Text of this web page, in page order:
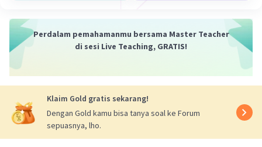
pertanyaan Anda. David Berry tidak dikenal
sebagai tokoh yang secara khusus terkait dengan
penyimpangan sosial yang telah diidentifikasi
oleh beberapa teori sosiologi.
Contoh Penyimpangan Sosial:
Perilaku Kriminal:Melibatkan
Perdalam pemahamanmu bersama Master Teacher
di sesi Live Teaching, GRATIS!
Klaim Gold gratis sekarang!
Dengan Gold kamu bisa tanya soal ke Forum
sepuasnya, lho.